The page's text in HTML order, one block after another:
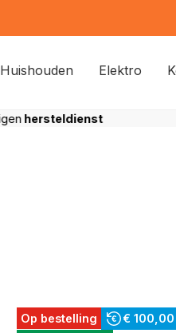
Huishouden Elektro
95%tevreden
Op bestelling
€